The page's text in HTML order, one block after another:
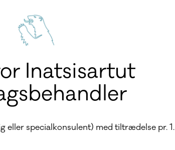
Inatsisartut
specialkonsulent) med tiltrædelse pr. 1.